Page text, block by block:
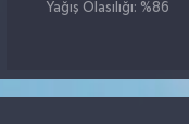
Yağış Olasılığı: %86